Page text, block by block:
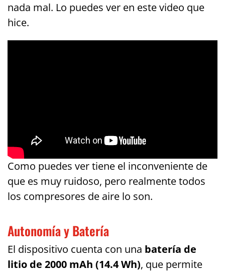
nada mal. Lo puedes ver en este video que
hice.
Como puedes ver tiene el inconveniente de
que es muy ruidoso, pero realmente todos
los compresores de aire lo son.
Autonomía y Batería
El dispositivo cuenta con una batería de
litio de 2000 mAh (14.4 Wh), que permite